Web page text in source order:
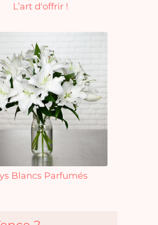
L’art d'offrir !
Blancs Parfumés